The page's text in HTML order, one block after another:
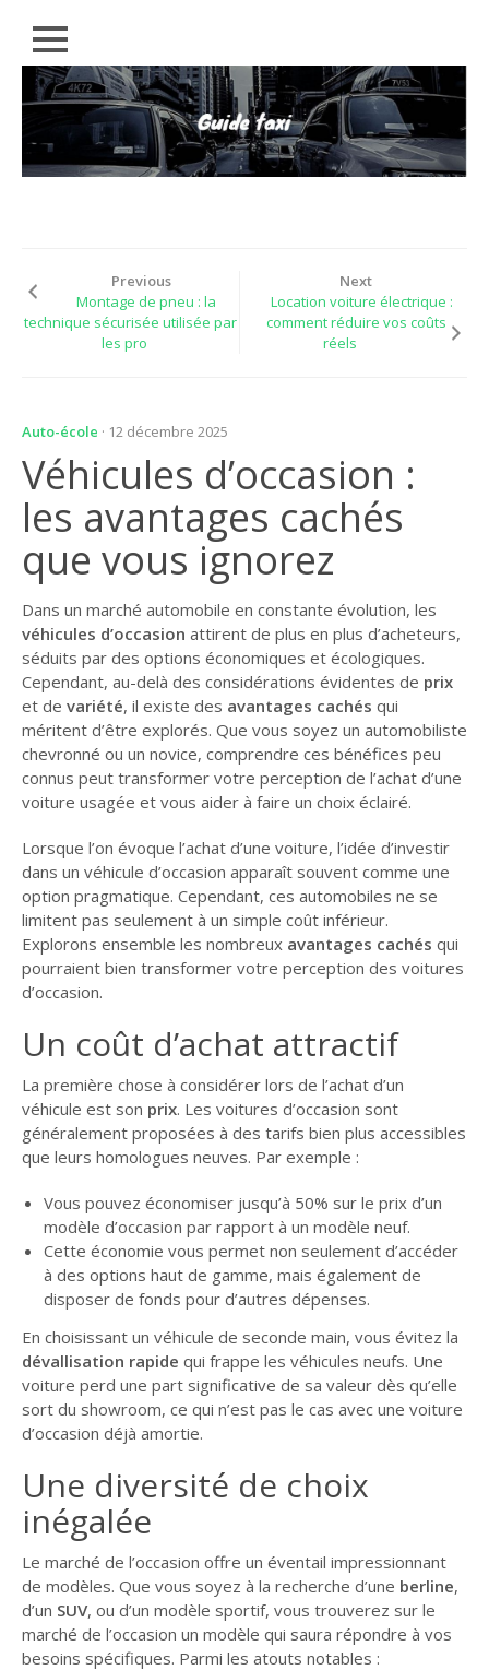
Close
RÉGIONS
CONSEILS
EMPLOIS
PARTENAIRES
Previous
Montage de pneu : la
technique sécurisée utilisée par
les pro
Next
Location voiture électrique :
comment réduire vos coûts
réels
Auto-école · 12 décembre 2025
Véhicules d’occasion :
les avantages cachés
que vous ignorez
Dans un marché automobile en constante évolution, les
véhicules d’occasion attirent de plus en plus d’acheteurs,
séduits par des options économiques et écologiques.
Cependant, au-delà des considérations évidentes de prix
et de variété, il existe des avantages cachés qui
méritent d’être explorés. Que vous soyez un automobiliste
chevronné ou un novice, comprendre ces bénéfices peu
connus peut transformer votre perception de l’achat d’une
voiture usagée et vous aider à faire un choix éclairé.
Lorsque l’on évoque l’achat d’une voiture, l’idée d’investir
dans un véhicule d’occasion apparaît souvent comme une
option pragmatique. Cependant, ces automobiles ne se
limitent pas seulement à un simple coût inférieur.
Explorons ensemble les nombreux avantages cachés qui
pourraient bien transformer votre perception des voitures
d’occasion.
Un coût d’achat attractif
La première chose à considérer lors de l’achat d’un
véhicule est son prix. Les voitures d’occasion sont
généralement proposées à des tarifs bien plus accessibles
que leurs homologues neuves. Par exemple :
Vous pouvez économiser jusqu’à 50% sur le prix d’un
modèle d’occasion par rapport à un modèle neuf.
Cette économie vous permet non seulement d’accéder
à des options haut de gamme, mais également de
disposer de fonds pour d’autres dépenses.
En choisissant un véhicule de seconde main, vous évitez la
dévallisation rapide qui frappe les véhicules neufs. Une
voiture perd une part significative de sa valeur dès qu’elle
sort du showroom, ce qui n’est pas le cas avec une voiture
d’occasion déjà amortie.
Une diversité de choix
inégalée
Le marché de l’occasion offre un éventail impressionnant
de modèles. Que vous soyez à la recherche d’une berline,
d’un SUV, ou d’un modèle sportif, vous trouverez sur le
marché de l’occasion un modèle qui saura répondre à vos
besoins spécifiques. Parmi les atouts notables :